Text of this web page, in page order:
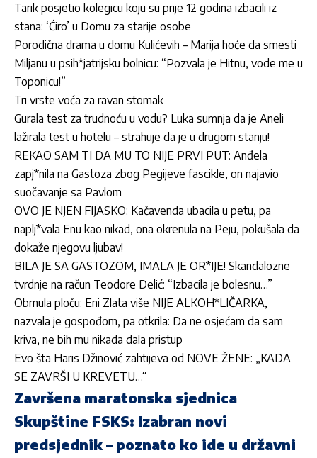
Tarik posjetio kolegicu koju su prije 12 godina izbacili iz
stana: ‘Ćiro’ u Domu za starije osobe
Porodična drama u domu Kulićevih – Marija hoće da smesti
Miljanu u psih*jatrijsku bolnicu: “Pozvala je Hitnu, vode me u
Toponicu!”
Tri vrste voća za ravan stomak
Gurala test za trudnoću u vodu? Luka sumnja da je Aneli
lažirala test u hotelu – strahuje da je u drugom stanju!
REKAO SAM TI DA MU TO NIJE PRVI PUT: Anđela
zapj*nila na Gastoza zbog Pegijeve fascikle, on najavio
suočavanje sa Pavlom
OVO JE NJEN FIJASKO: Kačavenda ubacila u petu, pa
naplj*vala Enu kao nikad, ona okrenula na Peju, pokušala da
dokaže njegovu ljubav!
BILA JE SA GASTOZOM, IMALA JE OR*IJE! Skandalozne
tvrdnje na račun Teodore Delić: “Izbacila je bolesnu…”
Obrnula ploču: Eni Zlata više NIJE ALKOH*LIČARKA,
nazvala je gospođom, pa otkrila: Da ne osjećam da sam
kriva, ne bih mu nikada dala pristup
Evo šta Haris Džinović zahtijeva od NOVE ŽENE: „KADA
SE ZAVRŠI U KREVETU…“
Završena maratonska sjednica
Skupštine FSKS: Izabran novi
predsjednik – poznato ko ide u državni